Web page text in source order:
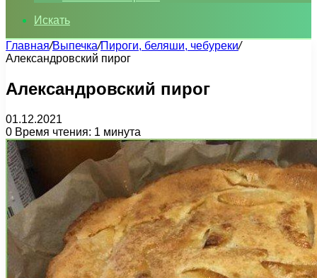
Искать
Главная/Выпечка/Пироги, беляши, чебуреки/
Александровский пирог
Александровский пирог
01.12.2021
0 Время чтения: 1 минута